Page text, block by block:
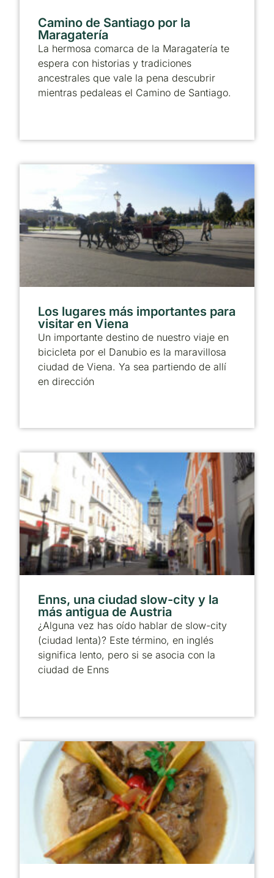
Camino de Santiago por la
Maragatería
La hermosa comarca de la Maragatería te
espera con historias y tradiciones
ancestrales que vale la pena descubrir
mientras pedaleas el Camino de Santiago.
Los lugares más importantes para
visitar en Viena
Un importante destino de nuestro viaje en
bicicleta por el Danubio es la maravillosa
ciudad de Viena. Ya sea partiendo de allí
en dirección
Enns, una ciudad slow-city y la
más antigua de Austria
¿Alguna vez has oído hablar de slow-city
(ciudad lenta)? Este término, en inglés
significa lento, pero si se asocia con la
ciudad de Enns